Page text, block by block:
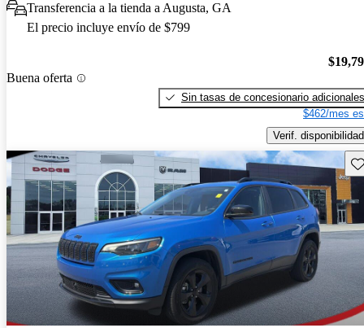
Transferencia a la tienda a Augusta, GA
El precio incluye envío de $799
Buena oferta
Sin tasas de concesionario adicionales
$462/mes
Verif. disponibilidad